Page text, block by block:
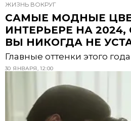
ЖИЗНЬ ВОКРУГ
САМЫЕ МОДНЫЕ
ИНТЕРЬЕРЕ НА
ВЫ НИКОГДА НЕ
Главные оттенки этого года
30 ЯНВАРЯ, 12:00